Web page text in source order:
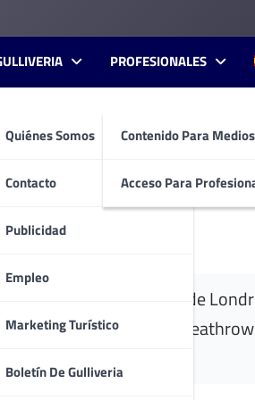
Quiénes Somos
Contacto
Publicidad
Empleo
Marketing Turístico
Boletín De Gulliveria
PROFESIONALES
Contenido Para Medios
Acceso Para
con el aeropuerto de
El Prat con Londres